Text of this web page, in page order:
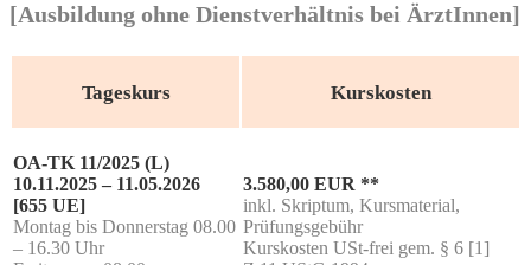
[Ausbildung ohne Dienstverhältnis bei ÄrztInnen]
Tageskurs Kurskosten
OA-TK 11/2025 (L)
10.11.2025 – 11.05.2026
[655 UE]
Mon­tag bis Don­ners­tag 08.00
– 16.30 Uhr
3.580,00 EUR **
inkl. Skrip­tum, Kurs­ma­te­ri­al,
Prüfungsgebühr
Kurs­kos­ten USt-frei gem. § 6 [1]